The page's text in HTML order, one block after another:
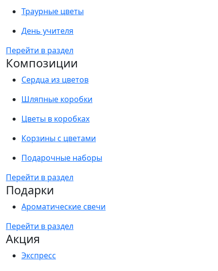
Траурные цветы
День учителя
Перейти в раздел
Композиции
Сердца из цветов
Шляпные коробки
Цветы в коробках
Корзины с цветами
Подарочные наборы
Перейти в раздел
Подарки
Ароматические свечи
Перейти в раздел
Акция
Экспресс